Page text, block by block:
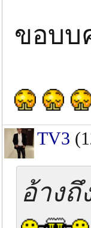
ขอบบ
TV3
อ้างถึ